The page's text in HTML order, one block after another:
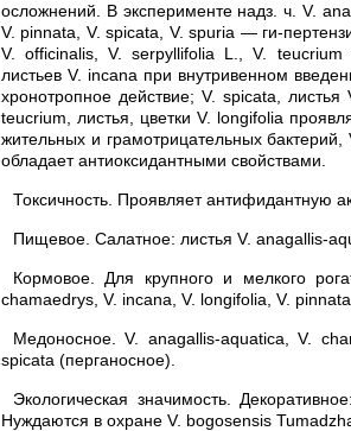
осложнений. В эксперименте надз. ч. V.
V. pinnata, V. spicata, V. spuria — ги-
V. officinalis, V. serpyllifolia L., V. teucrium
листьев V. incana при внутривенном
хронотропное действие; V. spicata,
teucrium, листья, цветки V. longifolia
жительных и грамотрицательных
обладает антиоксидантными свойствами.
Токсичность. Проявляет антифидантную
Пищевое. Салатное: листья V. anagallis-
Кормовое. Для крупного и мелкого
chamaedrys, V. incana, V. longifolia, V.
Медоносное. V. anagallis-aquatica, V.
spicata (перганосное).
Экологическая значимость.
Нуждаются в охране V. bogosensis